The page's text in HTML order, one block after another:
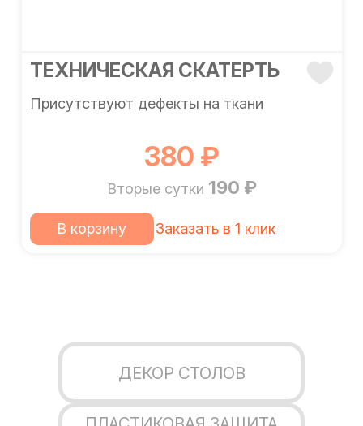
ТЕХНИЧЕСКАЯ СКАТЕРТЬ
Присутствуют дефекты на ткани
380 ₽
Вторые сутки 190 ₽
В корзину Заказать в 1 клик
ДЕКОР СТОЛОВ